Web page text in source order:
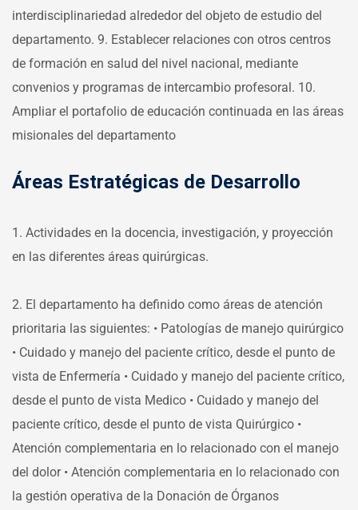
interdisciplinariedad alrededor del objeto de estudio del
departamento. 9. Establecer relaciones con otros centros
de formación en salud del nivel nacional, mediante
convenios y programas de intercambio profesoral. 10.
Ampliar el portafolio de educación continuada en las áreas
misionales del departamento
Áreas Estratégicas de Desarrollo
1. Actividades en la docencia, investigación, y proyección
en las diferentes áreas quirúrgicas.
2. El departamento ha definido como áreas de atención
prioritaria las siguientes: • Patologías de manejo quirúrgico
• Cuidado y manejo del paciente crítico, desde el punto de
vista de Enfermería • Cuidado y manejo del paciente crítico,
desde el punto de vista Medico • Cuidado y manejo del
paciente crítico, desde el punto de vista Quirúrgico •
Atención complementaria en lo relacionado con el manejo
del dolor• Atención complementaria en lo relacionado con
la gestión operativa de la Donación de Órganos